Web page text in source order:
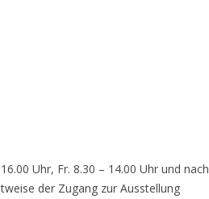
Uhr, Fr. 8.30 – 14.00 Uhr und nach
der Zugang zur Ausstellung